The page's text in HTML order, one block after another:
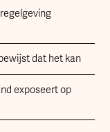
dat het kan
exposeert op